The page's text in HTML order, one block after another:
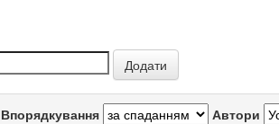
Впорядкування Автори